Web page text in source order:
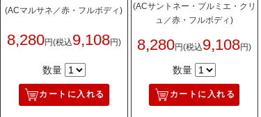
(ACマルサネ／赤・フルボディ)
8,280円(税込9,108円)
数量
カートに入れる
(ACサントネー・プルミエ・クリ
ュ／赤・フルボディ)
8,280円(税込9,108円)
数量
カートに入れる